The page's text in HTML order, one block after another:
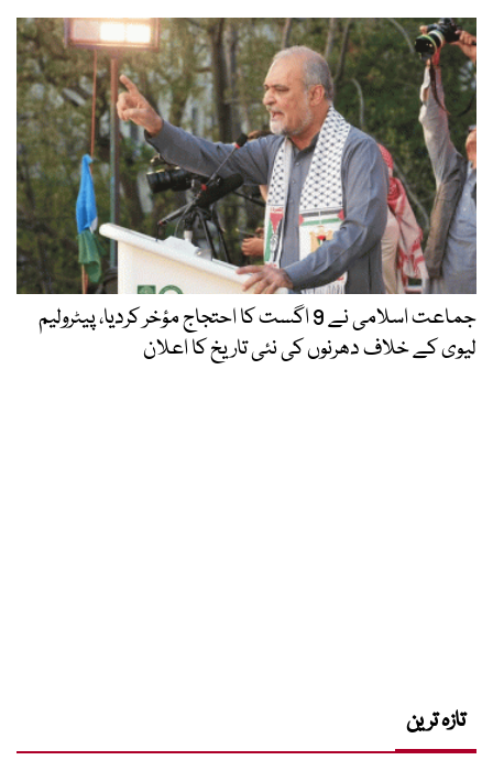
جماعت اسلامی نے 9 اگست کا احتجاج مؤخر کردیا، پیٹرولیم
لیوی کے خلاف دھرنوں کی نئی تاریخ کا اعلان
تازہ ترین